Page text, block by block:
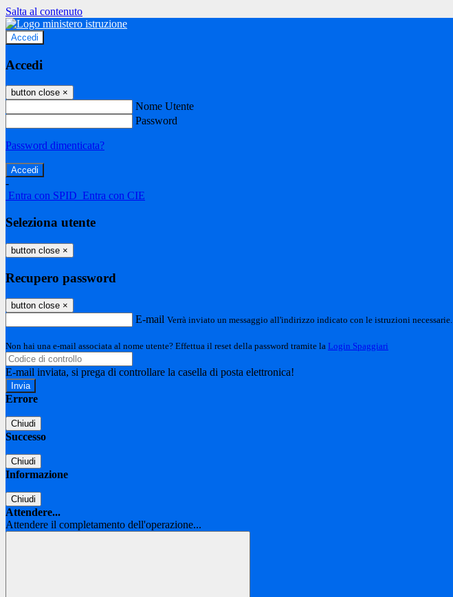
Salta al contenuto
Accedi
Accedi
button close ×
Nome Utente
Password
Password dimenticata?
-
Entra con SPID Entra con CIE
Seleziona utente
button close ×
Recupero password
button close ×
E-mail Verrà inviato un messaggio all'indirizzo indicato con le istruzioni necessarie.
Non hai una e-mail associata al nome utente? Effettua il reset della password tramite la Login Spaggiari
E-mail inviata, si prega di controllare la casella di posta elettronica!
Errore
Chiudi
Successo
Chiudi
Informazione
Chiudi
Attendere...
Attendere il completamento dell'operazione...